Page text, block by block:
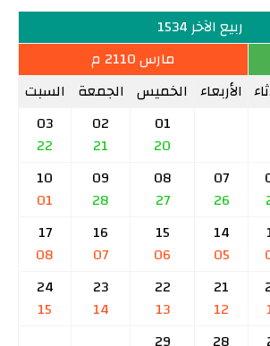
ربيع الآخر 1534
مارس 2110 م
الأربعاء الخميس الجمعة السبت
01
20
02
21
03
22
07
26
08
27
09
28
10
01
14
05
15
06
16
07
17
08
21
12
22
13
23
14
24
15